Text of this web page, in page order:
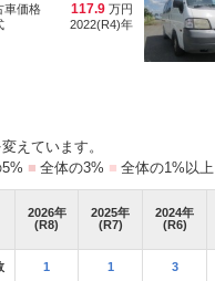
車価格 117.9 万円
2022(R4)年
えています。
■ 全体の3% ■ 全体の1%以上
2026年
(R8)
2025年
(R7)
2024年
(R6)
1 1 3